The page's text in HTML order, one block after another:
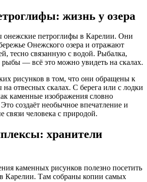
жизнь у озера
онежские петроглифы в Карелии. Они
Онежского озера и отражают
тесно связанную с водой. Рыбалка,
— всё это можно увидеть на скалах.
рисунков в том, что они обращены к
отвесных скалах. С берега или с лодки
каменные изображения словно
создаёт необычное впечатление и
связи человека с природой.
хранители
каменных рисунков полезно посетить
Карелии. Там собраны копии самых